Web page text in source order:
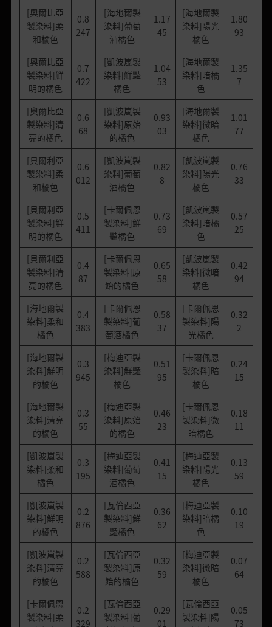
[奧爾比亞
製染料]柔
和橘色
0.8
247
[海地爾製
染料]葡萄
酒橘色
1.17
45
[海地爾製
染料]陽光
橘色
1.80
93
[奧爾比亞
製染料]鮮
明的橘色
0.7
422
[凱波嵐製
染料]鮮豔
橘色
1.04
53
[海地爾製
染料]暗橘
色
1.35
7
[奧爾比亞
製染料]清
亮的橘色
0.6
68
[凱波嵐製
染料]原始
的橘色
0.93
03
[海地爾製
染料]微暗
橘色
1.01
77
[貝爾利亞
製染料]柔
和橘色
0.6
012
[凱波嵐製
染料]葡萄
酒橘色
0.82
8
[凱波嵐製
染料]陽光
橘色
0.76
33
[貝爾利亞
製染料]鮮
明的橘色
0.5
411
[卡爾佩恩
製染料]鮮
豔橘色
0.73
69
[凱波嵐製
染料]暗橘
色
0.57
25
[貝爾利亞
製染料]清
亮的橘色
0.4
87
[卡爾佩恩
製染料]原
始的橘色
0.65
58
[凱波嵐製
染料]微暗
橘色
0.42
94
[海地爾製
染料]柔和
橘色
0.4
383
[卡爾佩恩
製染料]葡
萄酒橘色
0.58
37
[卡爾佩恩
製染料]陽
光橘色
0.32
2
[海地爾製
染料]鮮明
的橘色
0.3
945
[梅迪亞製
染料]鮮豔
橘色
0.51
95
[卡爾佩恩
製染料]暗
橘色
0.24
15
[海地爾製
染料]清亮
的橘色
0.3
55
[梅迪亞製
染料]原始
的橘色
0.46
23
[卡爾佩恩
製染料]微
暗橘色
0.18
11
[凱波嵐製
染料]柔和
橘色
0.3
195
[梅迪亞製
染料]葡萄
酒橘色
0.41
15
[梅迪亞製
染料]陽光
橘色
0.13
59
[凱波嵐製
染料]鮮明
的橘色
0.2
876
[瓦倫西亞
製染料]鮮
豔橘色
0.36
62
[梅迪亞製
染料]暗橘
色
0.10
19
[凱波嵐製
染料]清亮
的橘色
0.2
588
[瓦倫西亞
製染料]原
始的橘色
0.32
59
[梅迪亞製
染料]微暗
橘色
0.07
64
[卡爾佩恩
製染料]柔
0.2
329
[瓦倫西亞
製染料]葡
0.29
01
[瓦倫西亞
製染料]陽
0.05
73